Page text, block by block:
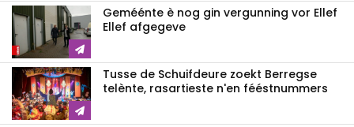
Geméénte è nog gin vergunning vor Ellef
Ellef afgegeve
Tusse de Schuifdeure zoekt Berregse
telènte, rasartieste n'en fééstnummers